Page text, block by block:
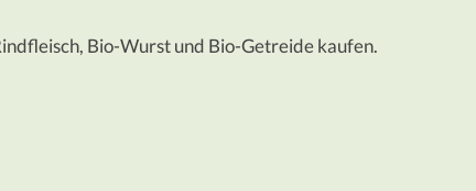
Bio-Wurst und Bio-Getreide kaufen.